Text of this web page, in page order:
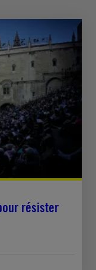
résister